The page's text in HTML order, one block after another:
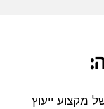
מקצוע ייעוץ